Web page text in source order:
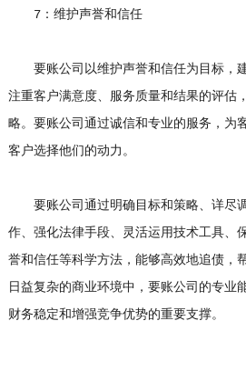
7：维护声誉和信任
要账公司以维护声誉和信任为目标，
注重客户满意度、服务质量和结果的评估
略。要账公司通过诚信和专业的服务，为
客户选择他们的动力。
要账公司通过明确目标和策略、详尽
作、强化法律手段、灵活运用技术工具、
誉和信任等科学方法，能够高效地追债，
日益复杂的商业环境中，要账公司的专业
财务稳定和增强竞争优势的重要支撑。